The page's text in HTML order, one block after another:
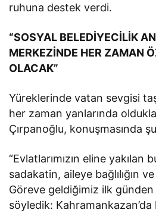
ruhuna destek verdi.
“SOSYAL BELEDİYECİLİK
MERKEZİNDE HER ZAMAN
OLACAK”
Yüreklerinde vatan sevgisi
her zaman yanlarında
Çırpanoğlu, konuşmasında
“Evlatlarımızın eline yakılan
sadakatin, aileye bağlılığın
Göreve geldiğimiz ilk
söyledik: